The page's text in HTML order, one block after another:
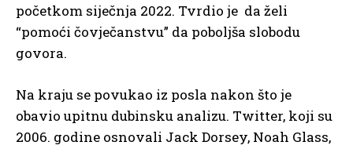
početkom siječnja 2022. Tvrdio je da želi
“pomoći čovječanstvu” da poboljša slobodu
govora.
Na kraju se povukao iz posla nakon što je
obavio upitnu dubinsku analizu. Twitter, koji su
2006. godine osnovali Jack Dorsey, Noah Glass,